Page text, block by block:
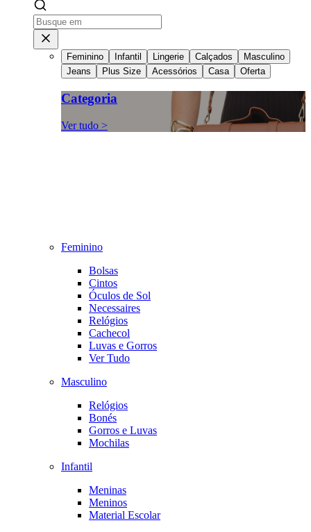
Feminino Infantil Lingerie Calçados
Masculino
Jeans
Plus Size Acessórios Casa Oferta
Categoria
Ver tudo >
Feminino
Bolsas
Cintos
Óculos de Sol
Necessaires
Relógios
Cachecol
Luvas e Gorros
Ver Tudo
Masculino
Relógios
Bonés
Gorros e Luvas
Mochilas
Infantil
Meninas
Meninos
Material Escolar